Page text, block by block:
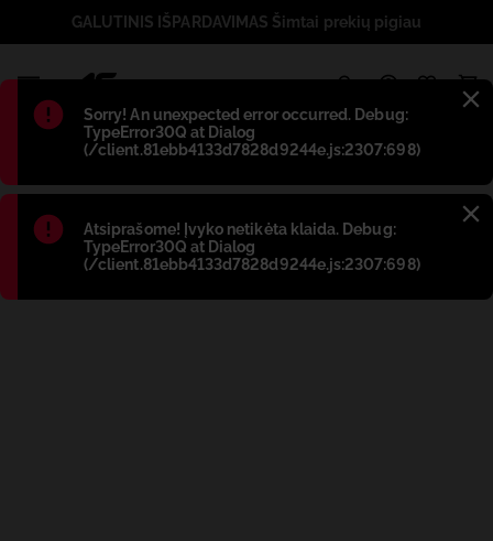
Błąd:
Sorry! An unexpected error occurred. Debug:
TypeError30Q at Dialog
(/client.81ebb4133d7828d9244e.js:2307:698)
Błąd:
Atsiprašome! Įvyko netikėta klaida. Debug:
TypeError30Q at Dialog
(/client.81ebb4133d7828d9244e.js:2307:698)
GALUTINIS IŠPARDAVIMAS Šimtai prekių pigiau